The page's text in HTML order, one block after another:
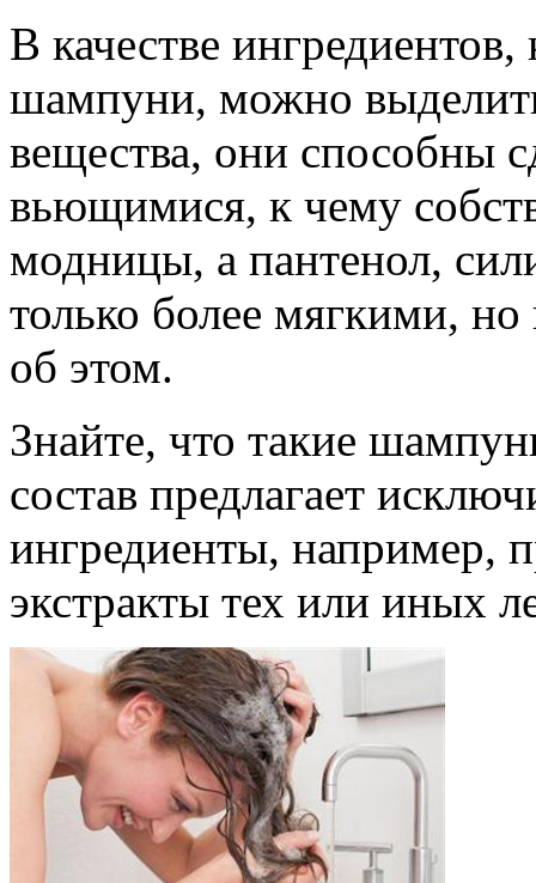
В качестве
шампуни, можно
вещества, они способны
вьющимися, к чему
модницы, а пантенол,
только более мягкими,
об этом.
Знайте, что такие
состав предлагает
ингредиенты, например,
экстракты тех или иных